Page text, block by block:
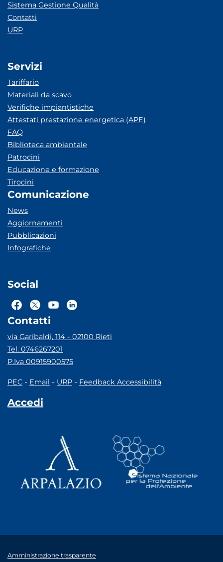
Sistema Gestione Qualità
Contatti
URP
Servizi
Tariffario
Materiali da scavo
Verifiche impiantistiche
Attestati prestazione energetica (APE)
FAQ
Biblioteca ambientale
Patrocini
Educazione e formazione
Tirocini
Comunicazione
News
Aggiornamenti
Pubblicazioni
Infografiche
Social
Contatti
via Garibaldi, 114 - 02100 Rieti
Tel. 0746267201
P.Iva 00915900575
PEC - Email - URP - Feedback Accessibilità
Accedi
Amministrazione trasparente